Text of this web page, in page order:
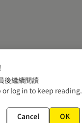
後繼續閱讀
or log in to keep reading.
Cancel OK